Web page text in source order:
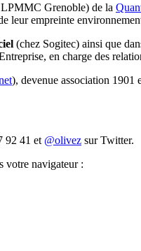
Grenoble) de la
leur empreinte
(chez Sogitec) ainsi que
en charge des
), devenue association 1901
92 41 et @olivez sur Twitter.
votre navigateur :